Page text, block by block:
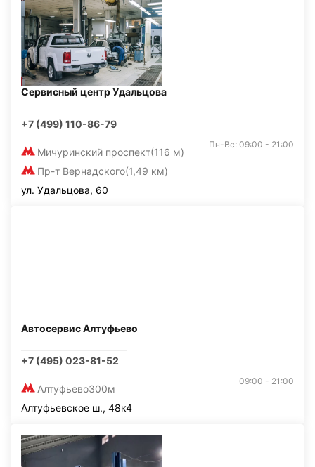
Сервисный центр Удальцова
+7 (499) 110-86-79
Мичуринский проспект(116 м)
Пр-т Вернадского(1,49 км)
Пн-Вс: 09:00 - 21:00
ул. Удальцова, 60
Автосервис Алтуфьево
+7 (495) 023-81-52
Алтуфьево300м
09:00 - 21:00
Алтуфьевское ш., 48к4